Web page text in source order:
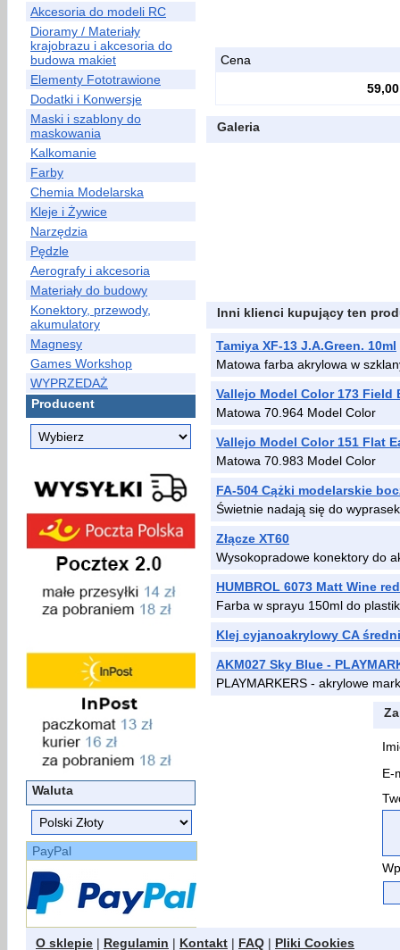
Akcesoria do modeli RC
Dioramy / Materiały
krajobrazu i akcesoria do
budowa makiet
Elementy Fototrawione
Dodatki i Konwersje
Maski i szablony do
maskowania
Kalkomanie
Farby
Chemia Modelarska
Kleje i Żywice
Narzędzia
Pędzle
Aerografy i akcesoria
Materiały do budowy
Konektory, przewody,
akumulatory
Magnesy
Games Workshop
WYPRZEDAŻ
Producent
Waluta
PayPal
Cena
59,00
Galeria
Inni klienci kupujący ten
Tamiya XF-13 J.A.Green. 10ml
Matowa farba akrylowa w
Vallejo Model Color 173 Field
Matowa 70.964 Model Color
Vallejo Model Color 151 Flat
Matowa 70.983 Model Color
FA-504 Cążki modelarskie
Świetnie nadają się do
Złącze XT60
Wysokopradowe konektory do
HUMBROL 6073 Matt Wine
Farba w sprayu 150ml do
Klej cyjanoakrylowy CA
AKM027 Sky Blue -
PLAYMARKERS - akrylowe
E-
O sklepie | Regulamin | Kontakt | FAQ | Pliki Cookies